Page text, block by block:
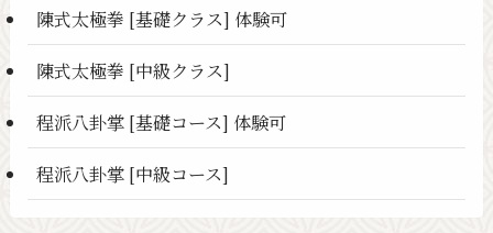
陳式太極拳 [基礎クラス] 体験可
陳式太極拳 [中級クラス]
程派八卦掌 [基礎コース] 体験可
程派八卦掌 [中級コース]